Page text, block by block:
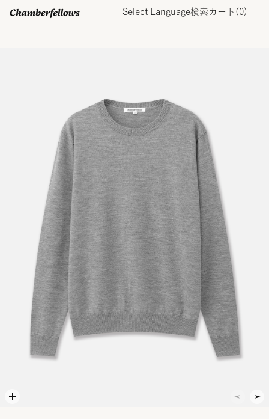
Select Language検索 カート( 0)
オンラインストア
コレクション
お知らせ